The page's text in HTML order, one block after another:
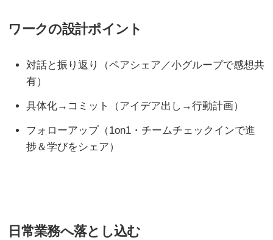
ワークの設計ポイント
対話と振り返り（ペアシェア／小グループで感想共
有）
具体化→コミット（アイデア出し→行動計画）
フォローアップ（1on1・チームチェックインで進
捗＆学びをシェア）
日常業務へ落とし込む